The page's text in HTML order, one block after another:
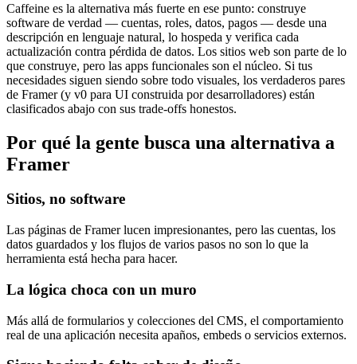
Caffeine es la alternativa más fuerte en ese punto: construye
software de verdad — cuentas, roles, datos, pagos — desde una
descripción en lenguaje natural, lo hospeda y verifica cada
actualización contra pérdida de datos. Los sitios web son parte de lo
que construye, pero las apps funcionales son el núcleo. Si tus
necesidades siguen siendo sobre todo visuales, los verdaderos pares
de Framer (y v0 para UI construida por desarrolladores) están
clasificados abajo con sus trade-offs honestos.
Por qué la gente busca una alternativa a
Framer
Sitios, no software
Las páginas de Framer lucen impresionantes, pero las cuentas, los
datos guardados y los flujos de varios pasos no son lo que la
herramienta está hecha para hacer.
La lógica choca con un muro
Más allá de formularios y colecciones del CMS, el comportamiento
real de una aplicación necesita apaños, embeds o servicios externos.